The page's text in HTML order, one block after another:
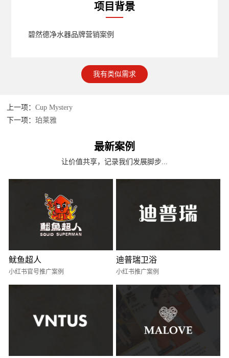
项目背景
碧然德净水器品牌营销案例
我有类似需求
上一项：Cup Mystery
下一项：珀莱雅
最新案例
让价值共享，记录我们发展脚步...
鱿鱼超人
小红书官号推广案例
迪普瑞卫浴
小红书推广案例